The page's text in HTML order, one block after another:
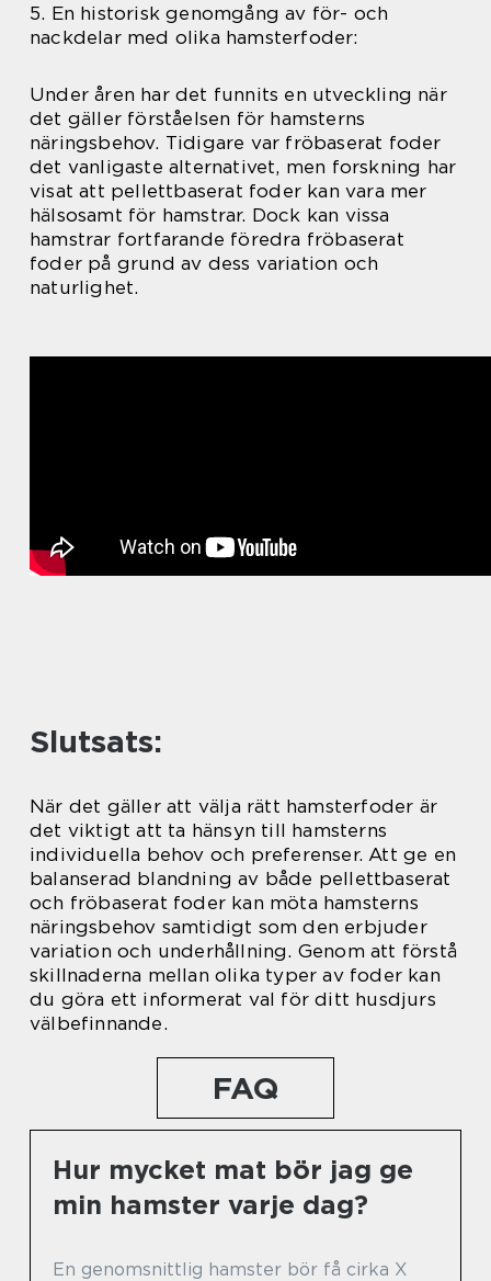
5. En historisk genomgång av för- och
nackdelar med olika hamsterfoder:
Under åren har det funnits en utveckling när
det gäller förståelsen för hamsterns
näringsbehov. Tidigare var fröbaserat foder
det vanligaste alternativet, men forskning har
visat att pellettbaserat foder kan vara mer
hälsosamt för hamstrar. Dock kan vissa
hamstrar fortfarande föredra fröbaserat
foder på grund av dess variation och
naturlighet.
Slutsats:
När det gäller att välja rätt hamsterfoder är
det viktigt att ta hänsyn till hamsterns
individuella behov och preferenser. Att ge en
balanserad blandning av både pellettbaserat
och fröbaserat foder kan möta hamsterns
näringsbehov samtidigt som den erbjuder
variation och underhållning. Genom att förstå
skillnaderna mellan olika typer av foder kan
du göra ett informerat val för ditt husdjurs
välbefinnande.
FAQ
Hur mycket mat bör jag ge
min hamster varje dag?
En genomsnittlig hamster bör få cirka X